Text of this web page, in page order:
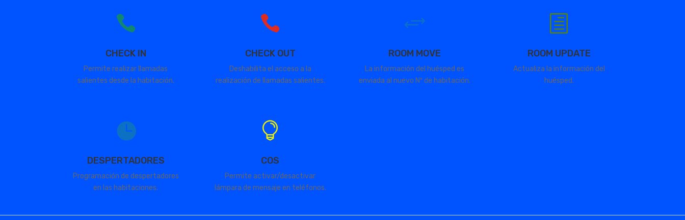

CHECK IN
Permite realizar llamadas
salientes desde la habitación.

CHECK OUT
Deshabilita el acceso a la
realización de llamadas salientes.
+
ROOM MOVE
La información del huésped es
enviada al nuevo Nº de habitación.
h
ROOM UPDATE
Actualiza la información del
huésped.

DESPERTADORES
Programación de despertadores
en las habitaciones.

COS
Permite activar/desactivar
lámpara de mensaje en teléfonos.